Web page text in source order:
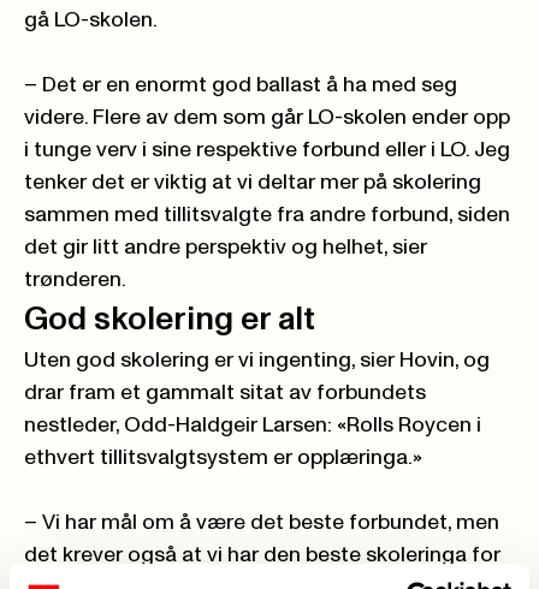
gå LO-skolen.
– Det er en enormt god ballast å ha med seg
videre. Flere av dem som går LO-skolen ender opp
i tunge verv i sine respektive forbund eller i LO. Jeg
tenker det er viktig at vi deltar mer på skolering
sammen med tillitsvalgte fra andre forbund, siden
det gir litt andre perspektiv og helhet, sier
trønderen.
God skolering er alt
Uten god skolering er vi ingenting, sier Hovin, og
drar fram et gammalt sitat av forbundets
nestleder, Odd-Haldgeir Larsen: «Rolls Roycen i
ethvert tillitsvalgtsystem er opplæringa.»
– Vi har mål om å være det beste forbundet, men
det krever også at vi har den beste skoleringa for